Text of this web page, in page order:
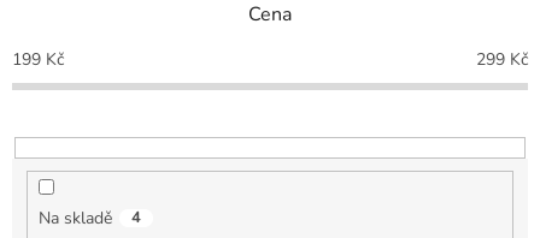
p
r
o
u
Cena
199 Kč 299 Kč
Na skladě 4